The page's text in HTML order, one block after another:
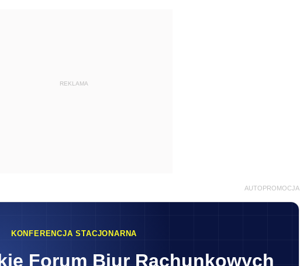
REKLAMA
AUTOPROMOCJA
KONFERENCJA STACJONARNA
Forum Biur Rachunkowych